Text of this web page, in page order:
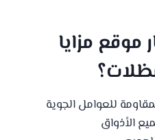
موقع مزايا
للعوامل الجوية
الأذواق